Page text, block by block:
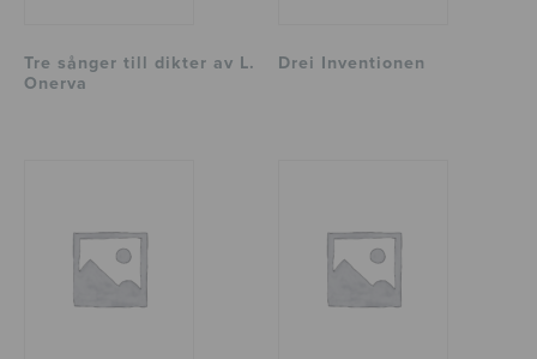
Tre sånger till dikter av L.
Onerva
Drei Inventionen